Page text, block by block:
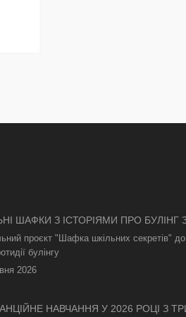
ШАФКИ З ІСТОРІЯМИ ПРО БУЛІНГ
проєкт "Шафка шкільних секретів"
булінгу
2026
НАВЧАННЯ У 2026 РОЦІ З